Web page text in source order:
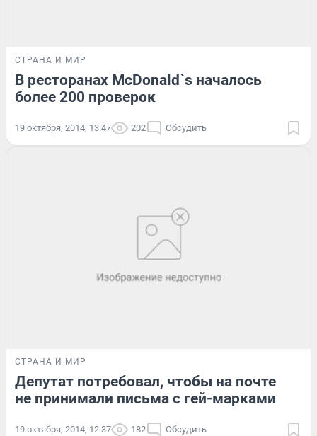
СТРАНА И МИР
В ресторанах McDonald`s началось
более 200 проверок
19 октября, 2014, 13:47 202 Обсудить
СТРАНА И МИР
Депутат потребовал, чтобы на почте
не принимали письма с гей-марками
19 октября, 2014, 12:37 182 Обсудить